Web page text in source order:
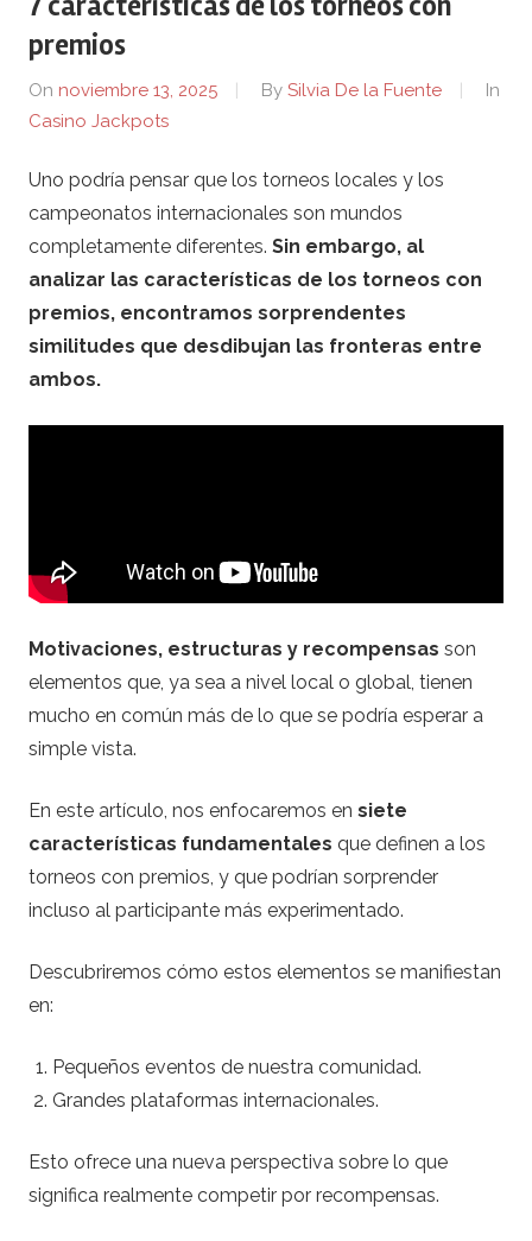
R
e
v
i
e
w
e
r
e
s
–
C
a
s
i
n
J
a
c
7 características de los torneos con
premios
On noviembre 13, 2025 By Silvia De la Fuente
In
Casino Jackpots
Uno podría pensar que los torneos locales y los
campeonatos internacionales son mundos
completamente diferentes. Sin embargo, al
analizar las características de los torneos con
premios, encontramos sorprendentes
similitudes que desdibujan las fronteras entre
ambos.
Motivaciones, estructuras y recompensas son
elementos que, ya sea a nivel local o global, tienen
mucho en común más de lo que se podría esperar a
simple vista.
En este artículo, nos enfocaremos en siete
características fundamentales que definen a los
torneos con premios, y que podrían sorprender
incluso al participante más experimentado.
Descubriremos cómo estos elementos se manifiestan
en:
Pequeños eventos de nuestra comunidad.
Grandes plataformas internacionales.
Esto ofrece una nueva perspectiva sobre lo que
significa realmente competir por recompensas.